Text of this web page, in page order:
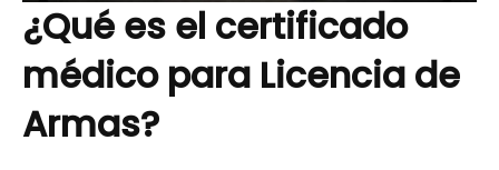
¿Qué es el certificado
médico para Licencia de
Armas?